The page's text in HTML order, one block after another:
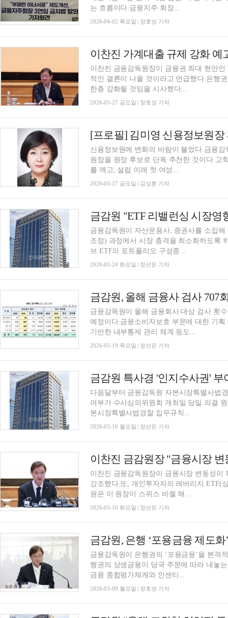
는 흐름이다.금융지주 회장...
2026-04-02 목요일 | 장호성 기자
이찬진 금융감독원장이 금융권 최대 현안
적인 결론이 나올 것이라고 언급했다.은행
한층 강화될 것임을 시사했다...
2026-03-27 금요일 | 장호성 기자
신용정보원에 변화의 바람이 불었다.금융
원장을 원장 후보로 단독 추천한 것이다.고
를 깨고, 설립 이래 첫 여성...
2026-03-27 금요일 | 김성훈 기자
금융감독원이 자산운용사, 증권사를 소집
조정) 과정에서 시장 충격을 최소화하도록
브 ETF의 포트폴리오 구성종...
2026-03-24 화요일 | 정선은 기자
금융감독원이 올해 금융회사 대상 검사 횟
예정이다.금융소비자보호 부문에 대한 기
기반한 내부통제 관리 체계 등도...
2026-03-19 목요일 | 정선은 기자
다음달부터 금융감독원 자본시장특별사법경찰(특사경)에 인지수사권이 부여된다.수사 착수
여부가 수사심의위원회 개최일 당일 의결
본시장특별사법경찰 집무규칙...
2026-03-16 월요일 | 정선은 기자
이찬진 금융감독원장이 금융시장 변동성
강조했다.또, 개인투자자의 레버리지 ETF(상
원은 이 원장이 스위스 바젤 해...
2026-03-10 화요일 | 정선은 기자
금융감독원이 은행권의 ‘포용금융’을 본격
행권의 상생금융이 당국 주문에 따라 내놓
금융 종합평가체계와 인센티...
2026-03-09 월요일 | 장호성 기자